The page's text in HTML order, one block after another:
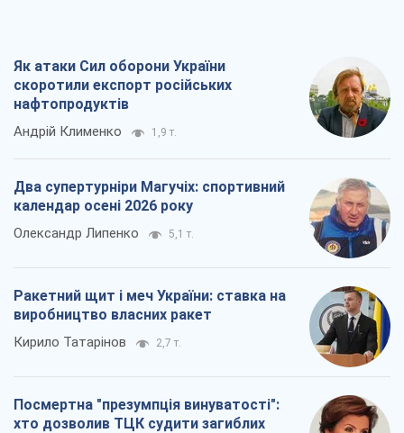
Як атаки Сил оборони України
скоротили експорт російських
нафтопродуктів
Андрій Клименко 1,9 т.
Два супертурніри Магучіх: спортивний
календар осені 2026 року
Олександр Липенко 5,1 т.
Ракетний щит і меч України: ставка на
виробництво власних ракет
Кирило Татарінов 2,7 т.
Посмертна "презумпція винуватості":
хто дозволив ТЦК судити загиблих